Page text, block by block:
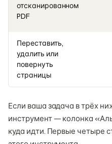
отсканированном
PDF
Переставить,
удалить или
повернуть
страницы
Если ваша задача в трёх
инструмент — колонка
куда идти. Первые четыре